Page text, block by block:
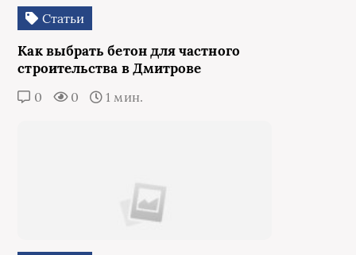
Статьи
Как выбрать бетон для частного
строительства в Дмитрове
0 0 1 мин.